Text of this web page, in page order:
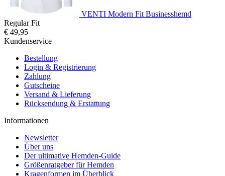
VENTI Modern Fit Businesshemd
Regular Fit
€ 49,95
Kundenservice
Bestellung
Login & Registrierung
Zahlung
Gutscheine
Versand & Lieferung
Rücksendung & Erstattung
Informationen
Newsletter
Über uns
Der ultimative Hemden-Guide
Größenratgeber für Hemden
Kragenformen im Überblick